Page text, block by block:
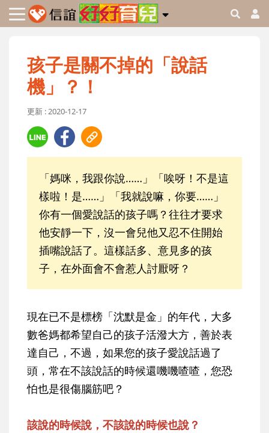
孩子是關不掉的「說話
機」？！
更新 : 2020-12-17
「媽咪，我跟你說……」「唉呀！不是這
樣啦！是……」「我就說嘛，你要……」
你有一個愛說話的孩子嗎？往往才要求
他安靜一下，沒一會兒他又忍不住開始
插嘴說話了。這樣話多、意見多的孩
子，在外面會不會惹人討厭呀？
現在已不是標榜「沈默是金」的年代，大多
數爸媽都希望自己的孩子活潑大方，善於表
達自己，不過，如果您的孩子愛說話過了
頭，常在不該說話的時候還嘰嘰喳喳，您恐
怕也是很傷腦筋吧？
該說的時候說，不該說的時候也說？